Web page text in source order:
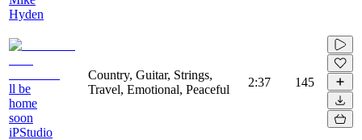
Hyden
ll be
home
soon
iPStudio
Country, Guitar, Strings,
Travel, Emotional, Peaceful
2:37 145